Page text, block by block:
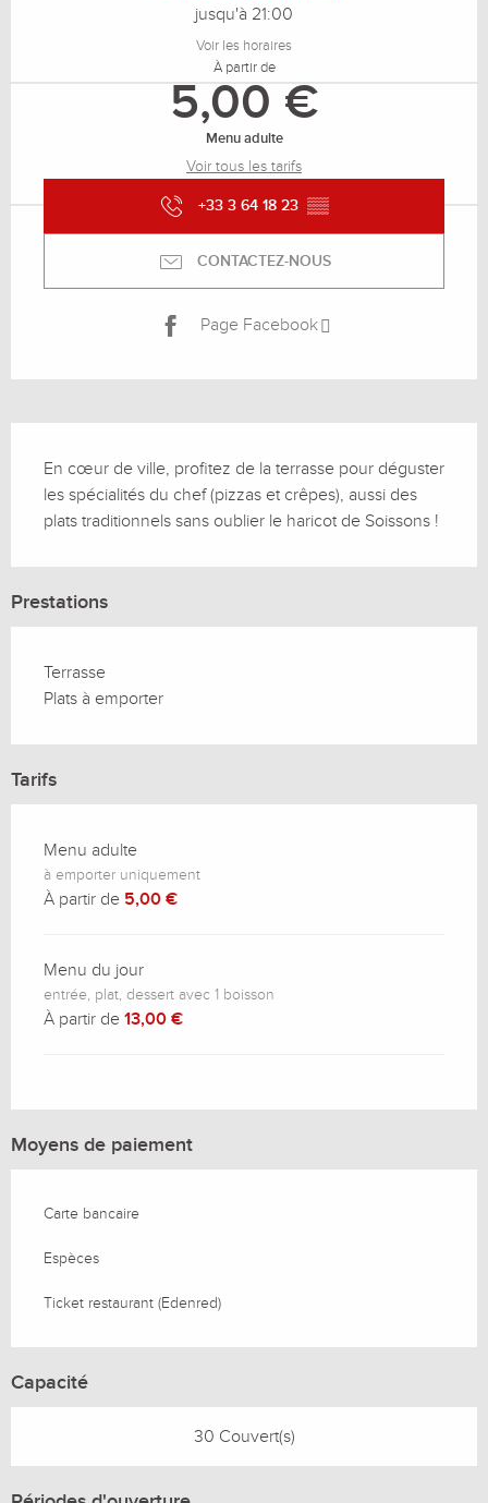
jusqu'à 21:00
Voir les horaires
À partir de
5,00 €
Menu adulte
Voir tous les tarifs
+33 3 64 18 23 ▒▒
CONTACTEZ-NOUS
Page Facebook
En cœur de ville, profitez de la terrasse pour déguster
les spécialités du chef (pizzas et crêpes), aussi des
plats traditionnels sans oublier le haricot de Soissons !
Prestations
Terrasse
Plats à emporter
Tarifs
Menu adulte
à emporter uniquement
À partir de 5,00 €
Menu du jour
entrée, plat, dessert avec 1 boisson
À partir de 13,00 €
Moyens de paiement
Carte bancaire
Espèces
Ticket restaurant (Edenred)
Capacité
30 Couvert(s)